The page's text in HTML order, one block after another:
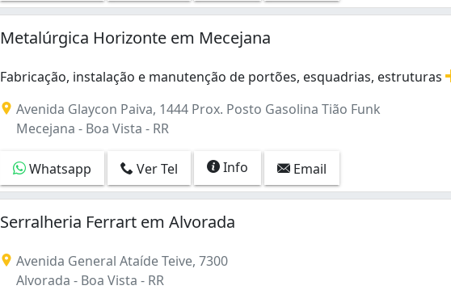
Metalúrgica Horizonte em Mecejana
Fabricação, instalação e manutenção de portões, esquadrias, estruturas
Avenida Glaycon Paiva, 1444 Prox. Posto Gasolina Tião Funk
Mecejana - Boa Vista - RR
Whatsapp Ver Tel Info Email
Serralheria Ferrart em Alvorada
Avenida General Ataíde Teive, 7300
Alvorada - Boa Vista - RR